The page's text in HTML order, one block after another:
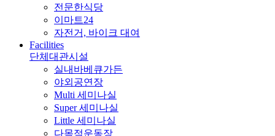
전문한식당
이마트24
자전거, 바이크 대여
Facilities
단체대관시설
실내바베큐가든
야외공연장
Multi 세미나실
Super 세미나실
Little 세미나실
다목적운동장